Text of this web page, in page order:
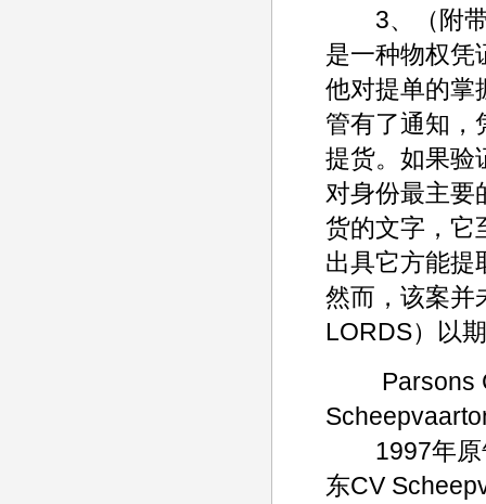
3、（附带
是一种物权凭
他对提单的掌
管有了通知，
提货。如果验
对身份最主要
货的文字，它
出具它方能提
然而，该案并
LORDS）以
Parsons
1997年原告
东CV